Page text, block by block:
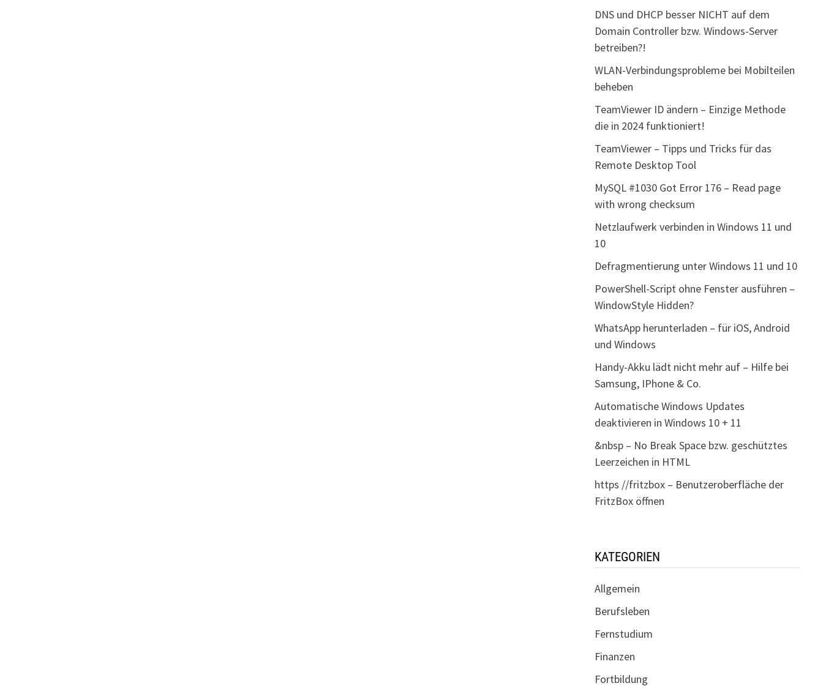
DNS und DHCP besser NICHT auf dem
Domain Controller bzw. Windows-Server
betreiben?!
WLAN-Verbindungsprobleme bei Mobilteilen
beheben
TeamViewer ID ändern – Einzige Methode
die in 2024 funktioniert!
TeamViewer – Tipps und Tricks für das
Remote Desktop Tool
MySQL #1030 Got Error 176 – Read page
with wrong checksum
Netzlaufwerk verbinden in Windows 11 und
10
Defragmentierung unter Windows 11 und 10
PowerShell-Script ohne Fenster ausführen –
WindowStyle Hidden?
WhatsApp herunterladen – für iOS, Android
und Windows
Handy-Akku lädt nicht mehr auf – Hilfe bei
Samsung, IPhone & Co.
Automatische Windows Updates
deaktivieren in Windows 10 + 11
&nbsp – No Break Space bzw. geschütztes
Leerzeichen in HTML
https //fritzbox – Benutzeroberfläche der
FritzBox öffnen
KATEGORIEN
Allgemein
Berufsleben
Fernstudium
Finanzen
Fortbildung